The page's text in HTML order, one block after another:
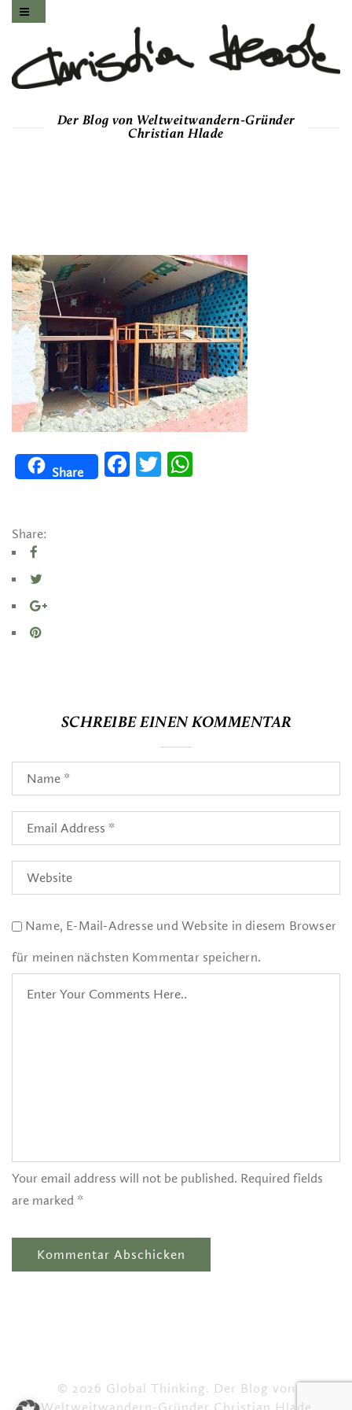
Der Blog von Weltweitwandern-Gründer
Christian Hlade
Share
FacebookTwitter
Share:
SCHREIBE EINEN KOMMENTAR
Name, E-Mail-Adresse und Website in diesem Browser
für meinen nächsten Kommentar speichern.
Your email address will not be published. Required fields
are marked *
© 2026 Global Thinking. Der Blog von
Weltweitwandern-Gründer Christian Hlade